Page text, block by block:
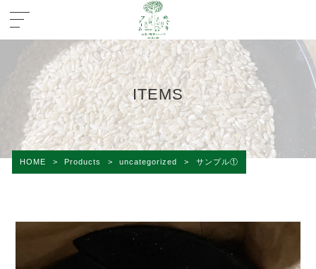
ITEMS
HOME > Products > uncategorized > サンプル①